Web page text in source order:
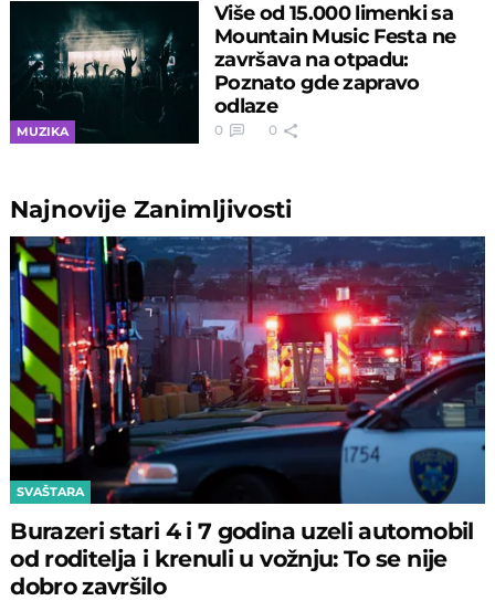
MUZIKA
Više od 15.000 limenki sa
Mountain Music Festa ne
završava na otpadu:
Poznato gde zapravo
odlaze
0 0
NajnovijeZanimljivosti
SVAŠTARA
Burazeri stari 4 i 7 godina uzeli automobil
od roditelja i krenuli u vožnju: To se nije
dobro završilo